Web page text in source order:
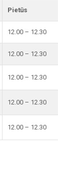
Pietūs
12.00 – 12.30
12.00 – 12.30
12.00 – 12.30
12.00 – 12.30
12.00 – 12.30